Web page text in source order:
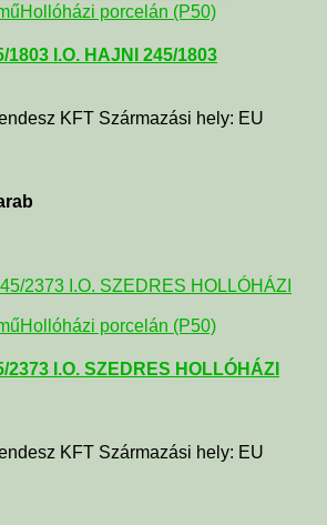
Hollóházi porcelán (P50)
1803 I.O. HAJNI 245/1803
KFT Származási hely: EU
Hollóházi porcelán (P50)
2373 I.O. SZEDRES HOLLÓHÁZI
KFT Származási hely: EU